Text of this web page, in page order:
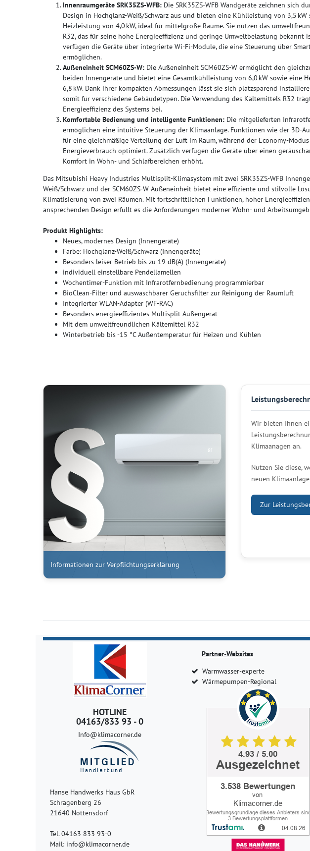
Innenraumgeräte SRK35ZS-WFB: Die SRK35ZS-WFB Wandgeräte zeichnen sich
Design in Hochglanz-Weiß/Schwarz aus und bieten eine Kühlleistung von 3,5 kW
Heizleistung von 4,0 kW, ideal für mittelgroße Räume. Sie nutzen das
R32, das für seine hohe Energieeffizienz und geringe Umweltbelastung bekannt
verfügen die Geräte über integrierte Wi-Fi-Module, die eine Steuerung über
ermöglichen.
Außeneinheit SCM60ZS-W: Die Außeneinheit SCM60ZS-W ermöglicht den
beiden Innengeräte und bietet eine Gesamtkühlleistung von 6,0 kW sowie eine
6,8 kW. Dank ihrer kompakten Abmessungen lässt sie sich platzsparend
somit für verschiedene Gebäudetypen. Die Verwendung des Kältemittels R32
Energieeffizienz des Systems bei.
Komfortable Bedienung und intelligente Funktionen: Die mitgelieferten
ermöglichen eine intuitive Steuerung der Klimaanlage. Funktionen wie der 3D-
für eine gleichmäßige Verteilung der Luft im Raum, während der Economy-
Energieverbrauch optimiert. Zusätzlich verfügen die Geräte über einen
Komfort in Wohn- und Schlafbereichen erhöht.
Das Mitsubishi Heavy Industries Multisplit-Klimasystem mit zwei SRK35ZS-WFB
Weiß/Schwarz und der SCM60ZS-W Außeneinheit bietet eine effiziente und stilvolle
Klimatisierung von zwei Räumen. Mit fortschrittlichen Funktionen, hoher
ansprechenden Design erfüllt es die Anforderungen moderner Wohn- und
Produkt Highlights:
Neues, modernes Design (Innengeräte)
Farbe: Hochglanz-Weiß/Schwarz (Innengeräte)
Besonders leiser Betrieb bis zu 19 dB(A) (Innengeräte)
individuell einstellbare Pendellamellen
Wochentimer-Funktion mit Infrarotfernbedienung programmierbar
BioClean-Filter und auswaschbarer Geruchsfilter zur Reinigung der Raumluft
Integrierter WLAN-Adapter (WF-RAC)
Besonders energieeffizientes Multisplit Außengerät
Mit dem umweltfreundlichen Kältemittel R32
Winterbetrieb bis -15 °C Außentemperatur für Heizen und Kühlen
Informationen zur Verpflichtungserklärung
Wir bieten Ihnen
Klimaanagen an.
Nutzen Sie diese,
neuen
Zur
HOTLINE
04163/833 93 - 0
Info@klimacorner.de
Hanse Handwerks Haus GbR
Schragenberg 26
21640 Nottensdorf
Tel. 04163 833 93-0
Mail: info@klimacorner.de
Partner-Websites
Warmwasser-experte
Wärmepumpen-Regional